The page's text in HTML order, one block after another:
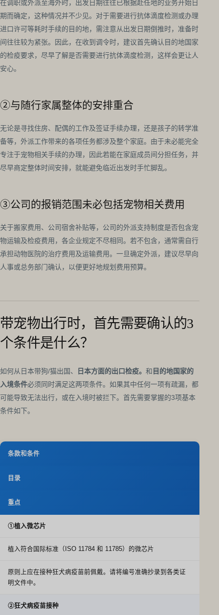
在调职或外派至海外时，出发日期往往已根据赴任地的业务开始日
期而确定，这种情况并不少见。对于需要进行抗体滴度检测或办理
进口许可等耗时手续的目的地，需注意从出发日期倒推时，准备时
间往往较为紧张。因此，在收到调令时，建议首先确认目的地国家
的检疫要求，尽早了解是否需要进行抗体滴度检测，这样会更让人
安心。
②与随行家属整体的安排重合
无论是寻找住房、配偶的工作及签证手续办理，还是孩子的转学准
备等，外派工作带来的各项任务都涉及整个家庭。由于未必能完全
专注于宠物相关手续的办理，因此若能在家庭成员间分担任务，并
尽早商定整体时间安排，就能避免临近出发时手忙脚乱。
③公司的报销范围未必包括宠物相关费用
关于搬家费用、公司宿舍补贴等，公司的外派支持制度是否包含宠
物运输及检疫费用，各企业规定不尽相同。若不包含，通常需自行
承担动物医院的治疗费用及运输费用。一旦确定外派，建议尽早向
人事或总务部门确认，以便更好地规划费用预算。
带宠物出行时，首先需要确认的3
个条件是什么？
如何从日本带狗/猫出国、 日本方面的出口检疫。 和 目的地国家的
入境条件必须同时满足这两项条件。如果其中任何一项有疏漏，都
可能导致无法出行，或在入境时被拦下。首先需要掌握的3项基本
条件如下。
条款和条件
目录
重点
①植入微芯片
植入符合国际标准（ISO 11784 和 11785）的微芯片
原则上应在接种狂犬病疫苗前佩戴。请将编号准确抄录到各类证
明文件中。
②狂犬病疫苗接种